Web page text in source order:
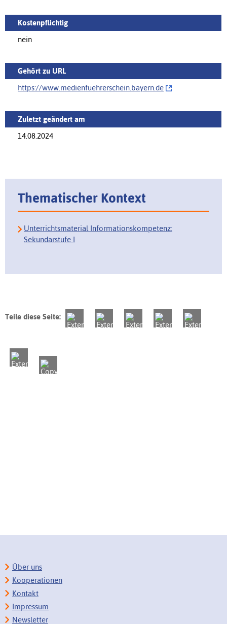
Kostenpflichtig
nein
Gehört zu URL
https://‌www.medienfuehrerschein.bayern.de
Zuletzt geändert am
14.08.2024
Thematischer Kontext
Unterrichtsmaterial Informationskompetenz:
Sekundarstufe I
Teile diese Seite:
Über uns
Kooperationen
Kontakt
Impressum
Newsletter